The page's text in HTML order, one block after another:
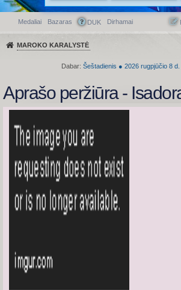
Greitasis meniu
Medaliai Bazaras DUK Dirhamai
MAROKO KARALYSTĖ
Dabar: Šeštadienis ● 2026 rugpjūčio 8 d.
Aprašo peržiūra -